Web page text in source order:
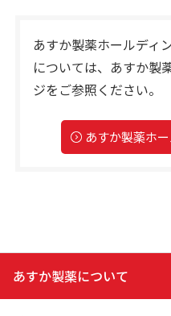
あすか製薬ホールディ
については、 あすか製
ジをご参照ください。
あすか製薬ホ
あすか製薬について